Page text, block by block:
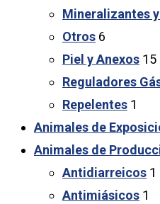
Mineralizantes
Otros 6
Piel y Anexos 15
Reguladores
Repelentes 1
Animales de
Animales de
Antidiarreicos 1
Antimiásicos 1